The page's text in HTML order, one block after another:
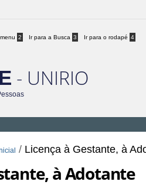
2 Ir para a Busca 3 Ir para o rodapé 4
- UNIRIO
/ Licença à Gestante, à
à Adotante